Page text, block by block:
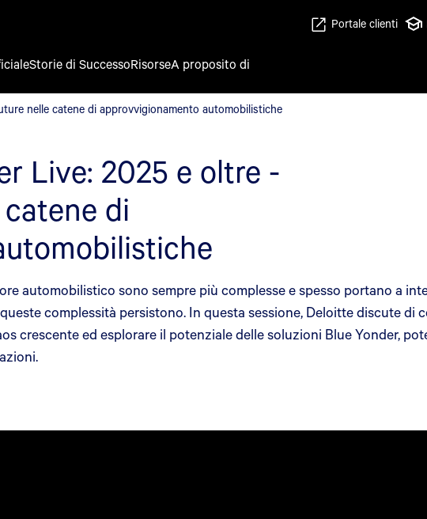
nelle catene di approvvigionamento automobilistiche
Portale clienti
Storie di SuccessoRisorseA proposito di
nelle catene di approvvigionamento automobilistiche
Live: 2025 e oltre -
di
automobilistico sono sempre più complesse e spesso portano a
complessità persistono. In questa sessione, Deloitte discute di
crescente ed esplorare il potenziale delle soluzioni Blue Yonder,